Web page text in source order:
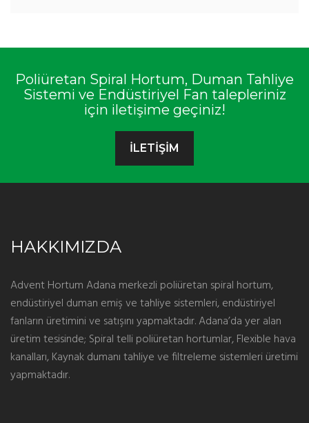
Poliüretan Spiral Hortum, Duman Tahliye
Sistemi ve Endüstiriyel Fan talepleriniz
için iletişime geçiniz!
İLETİŞİM
HAKKIMIZDA
Advent Hortum Adana merkezli poliüretan spiral hortum,
endüstiriyel duman emiş ve tahliye sistemleri, endüstiriyel
fanların üretimini ve satışını yapmaktadır. Adana’da yer alan
üretim tesisinde; Spiral telli poliüretan hortumlar, Flexible hava
kanalları, Kaynak dumanı tahliye ve filtreleme sistemleri üretimi
yapmaktadır.